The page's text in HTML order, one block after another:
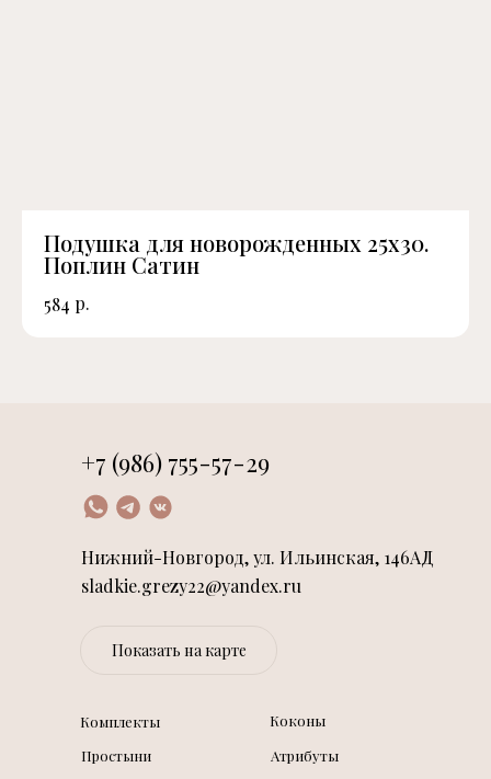
Подушка для новорожденных 25х30.
Поплин Сатин
584 р.
Комплекты
Простыни
Коконы
Атрибуты
+7 (986) 755-57-29
Нижний-Новгород, ул. Ильинская, 146АД
sladkie.grezy22@yandex.ru
Показать на карте